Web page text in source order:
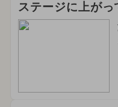
ステージに上がっ